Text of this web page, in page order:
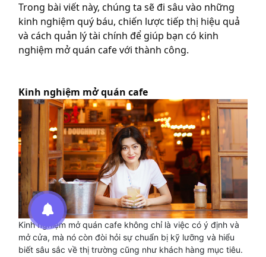
Trong bài viết này, chúng ta sẽ đi sâu vào những
kinh nghiệm quý báu, chiến lược tiếp thị hiệu quả
và cách quản lý tài chính để giúp bạn có kinh
nghiệm mở quán cafe với thành công.
Kinh nghiệm mở quán cafe
Kinh nghiệm mở quán cafe không chỉ là việc có ý định và
mở cửa, mà nó còn đòi hỏi sự chuẩn bị kỹ lưỡng và hiểu
biết sâu sắc về thị trường cũng như khách hàng mục tiêu.